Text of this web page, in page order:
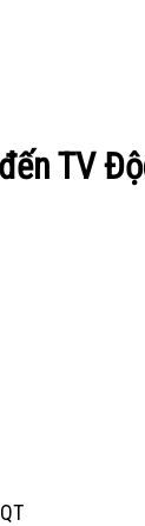
TV